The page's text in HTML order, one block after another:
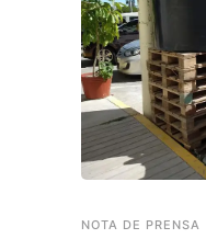
NOTA DE PRENSA